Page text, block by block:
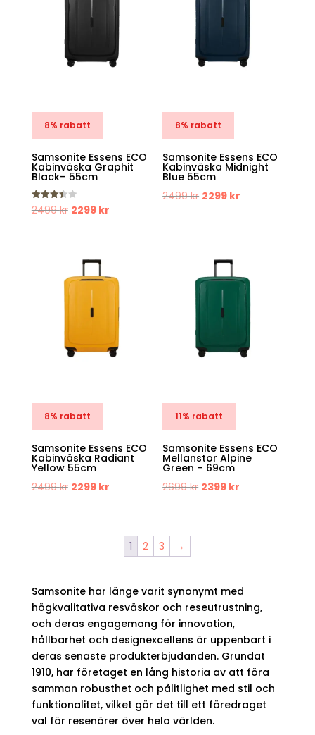
8% rabatt
Samsonite Essens ECO
Kabinväska Graphit
Black– 55cm
Betygs
att
2499kr Det
var:
2499 kr.
2299 krDet
2299 kr.
8% rabatt
Samsonite Essens ECO
Kabinväska Midnight
Blue 55cm
2499kr Det
2499 kr.
2299 kr
8% rabatt
Samsonite Essens ECO
Kabinväska Radiant
Yellow 55cm
2499kr Det
2299 krDet
2299 kr.
11% rabatt
Samsonite Essens ECO
Mellanstor Alpine
Green – 69cm
2699kr Det
2399 kr
1 2 3 →
Samsonite har länge varit synonymt med
högkvalitativa resväskor och reseutrustning,
och deras engagemang för innovation,
hållbarhet och designexcellens är uppenbart i
deras senaste produkterbjudanden. Grundat
1910, har företaget en lång historia av att föra
samman robusthet och pålitlighet med stil och
funktionalitet, vilket gör det till ett föredraget
val för resenärer över hela världen.